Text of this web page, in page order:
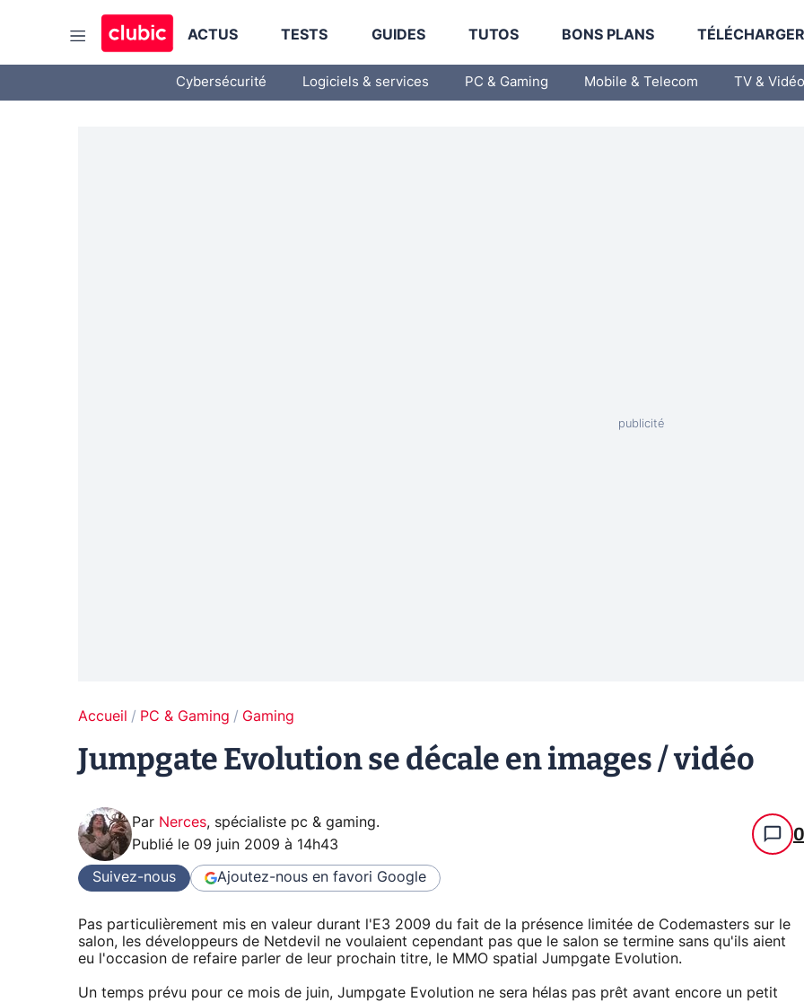
ACTUS TESTS GUIDES TUTOS BONS PLANS
Cybersécurité Logiciels & services PC & Gaming Mobile & Telecom TV & Vidéo
Accueil PC & Gaming Gaming
Jumpgate Evolution se décale en images / vidéo
Par Nerces, spécialiste pc & gaming.
Publié le 09 juin 2009 à 14h43 0
Suivez-nous Ajoutez-nous en favori Google
Pas particulièrement mis en valeur durant l'E3 2009 du fait de la présence limitée de Codemasters sur le
salon, les développeurs de Netdevil ne voulaient cependant pas que le salon se termine sans qu'ils aient
eu l'occasion de refaire parler de leur prochain titre, le MMO spatial Jumpgate Evolution.
Un temps prévu pour ce mois de juin, Jumpgate Evolution ne sera hélas pas prêt avant encore un petit